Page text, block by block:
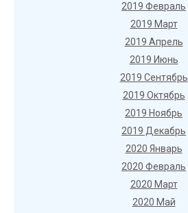
2019 Февраль
2019 Март
2019 Апрель
2019 Июнь
2019 Сентябрь
2019 Октябрь
2019 Ноябрь
2019 Декабрь
2020 Январь
2020 Февраль
2020 Март
2020 Май